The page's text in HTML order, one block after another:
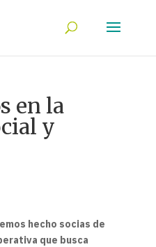
en la
y
hecho socias de
que busca